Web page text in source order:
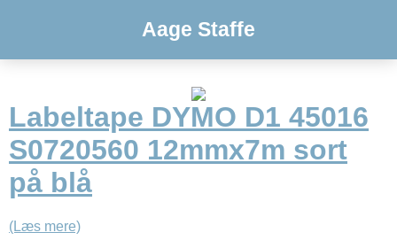
Aage Staffe
Labeltape DYMO D1 45016
S0720560 12mmx7m sort
på blå
(Læs mere)